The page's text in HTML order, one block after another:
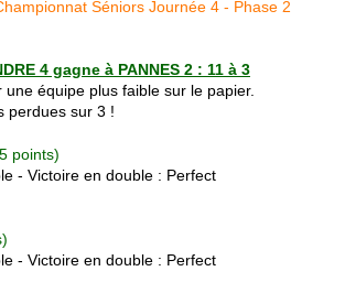
4 gagne à PANNES 2 : 11 à 3
équipe plus faible sur le papier.
perdues sur 3 !
points)
- Victoire en double : Perfect
- Victoire en double : Perfect